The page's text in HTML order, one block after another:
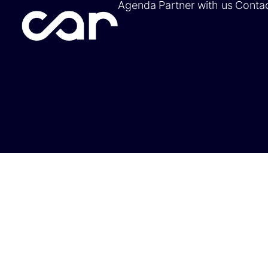
Agenda Partner with us